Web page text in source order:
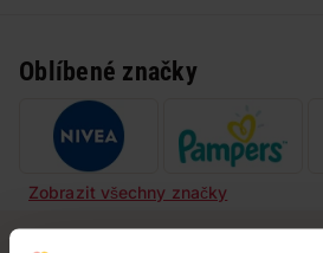
Oblíbené značky
Zobrazit všechny značky